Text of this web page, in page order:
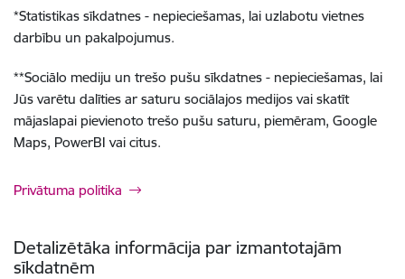
*Statistikas sīkdatnes - nepieciešamas, lai uzlabotu vietnes
darbību un pakalpojumus.
**Sociālo mediju un trešo pušu sīkdatnes - nepieciešamas, lai
Jūs varētu dalīties ar saturu sociālajos medijos vai skatīt
mājaslapai pievienoto trešo pušu saturu, piemēram, Google
Maps, PowerBI vai citus.
Privātuma politika
Detalizētāka informācija par izmantotajām
sīkdatnēm